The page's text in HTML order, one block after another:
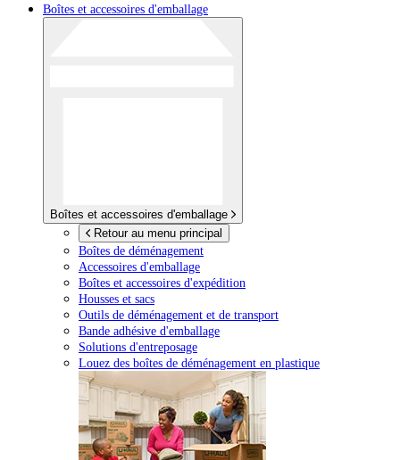
Boîtes et accessoires d'emballage
Boîtes et accessoires d'emballage
Retour au menu principal
Boîtes de déménagement
Accessoires d'emballage
Boîtes et accessoires d'expédition
Housses et sacs
Outils de déménagement et de transport
Bande adhésive d'emballage
Solutions d'entreposage
Louez des boîtes de déménagement en plastique